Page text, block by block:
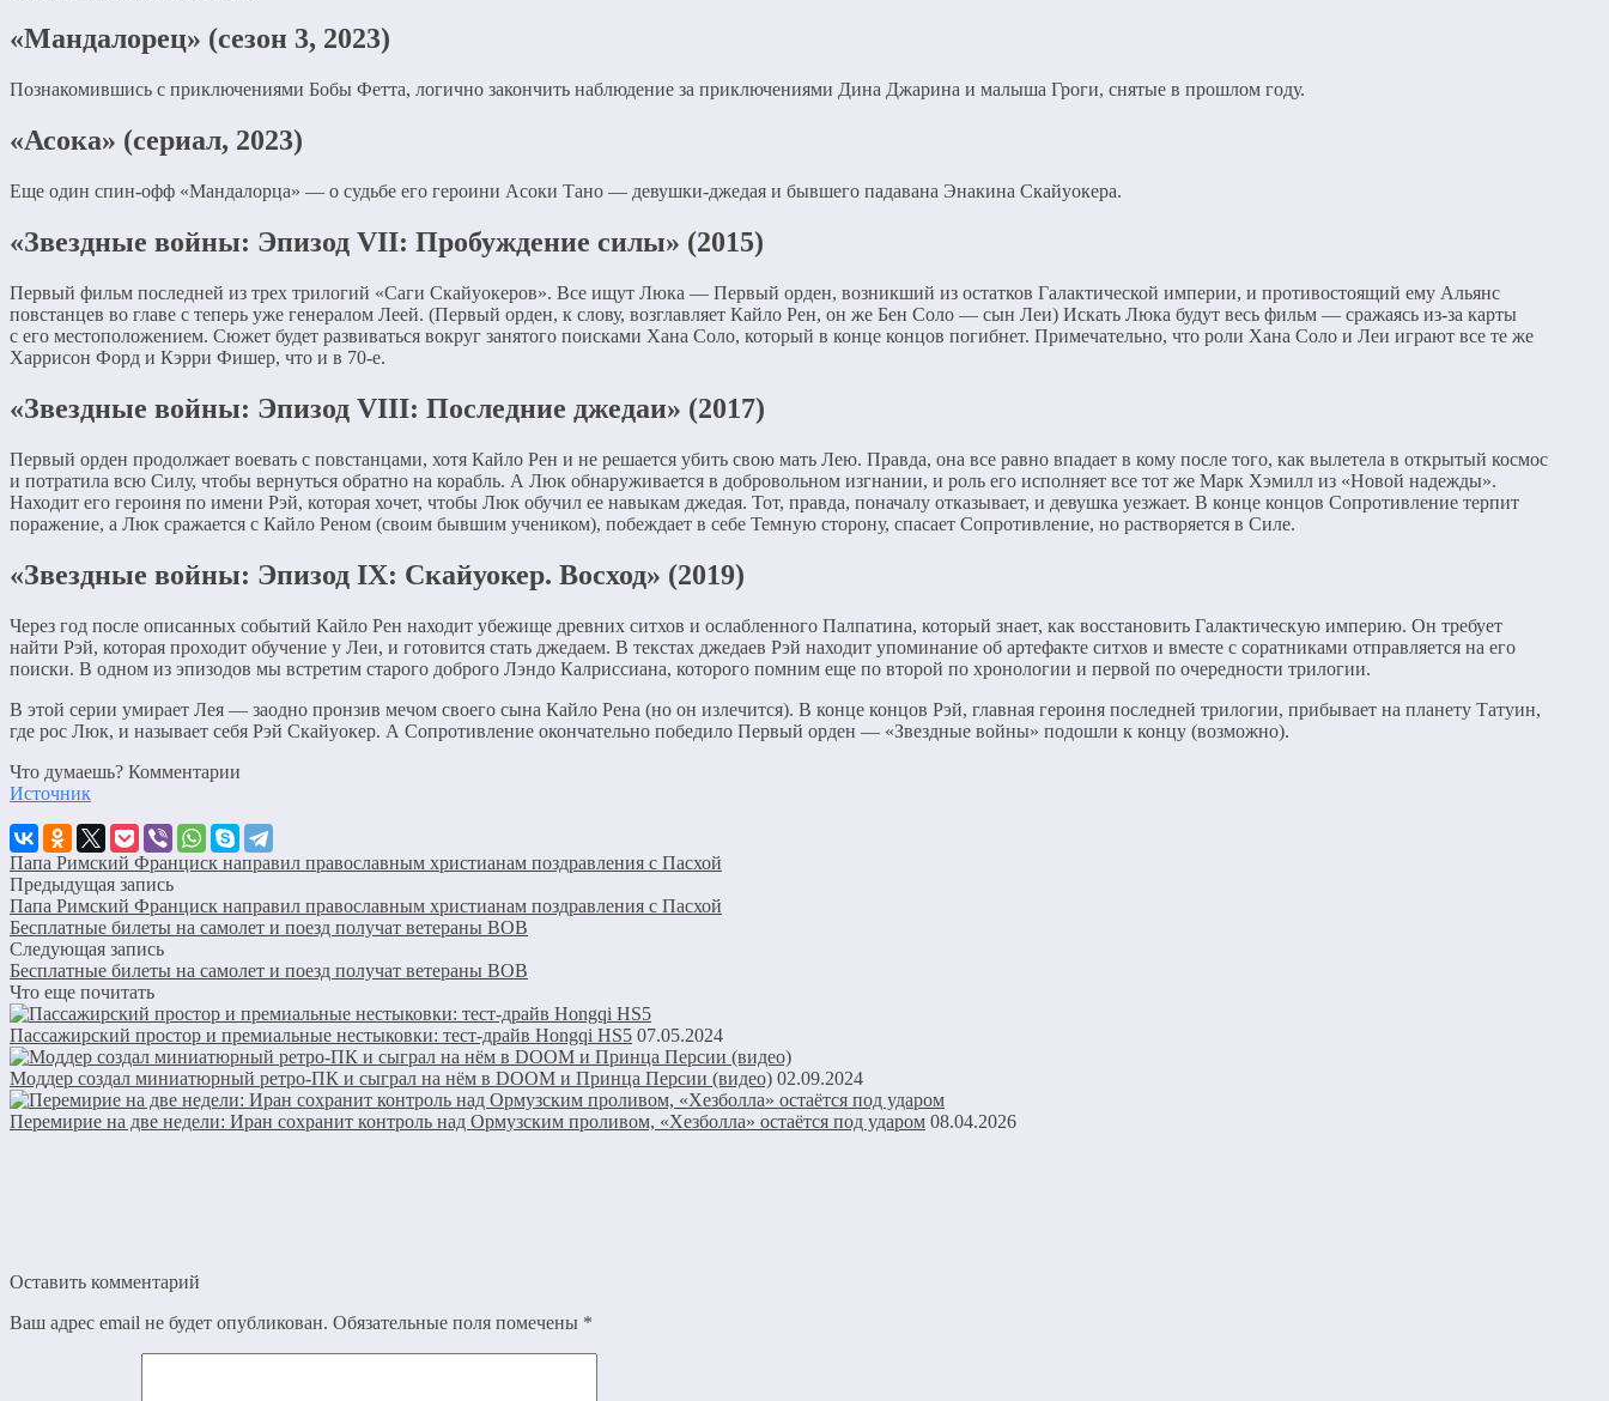
«Мандалорец» (сезон 3, 2023)
Познакомившись с приключениями Бобы Фетта, логично закончить наблюдение за приключениями Дина Джарина и малыша Гроги, снятые в прошлом году.
«Асока» (сериал, 2023)
Еще один спин-офф «Мандалорца» — о судьбе его героини Асоки Тано — девушки-джедая и бывшего падавана Энакина Скайуокера.
«Звездные войны: Эпизод VII: Пробуждение силы» (2015)
Первый фильм последней из трех трилогий «Саги Скайуокеров». Все ищут Люка — Первый орден, возникший из остатков Галактической империи, и противостоящий ему Альянс
повстанцев во главе с теперь уже генералом Леей. (Первый орден, к слову, возглавляет Кайло Рен, он же Бен Соло — сын Леи) Искать Люка будут весь фильм — сражаясь из-за карты
с его местоположением. Сюжет будет развиваться вокруг занятого поисками Хана Соло, который в конце концов погибнет. Примечательно, что роли Хана Соло и Леи играют все те же
Харрисон Форд и Кэрри Фишер, что и в 70-е.
«Звездные войны: Эпизод VIII: Последние джедаи» (2017)
Первый орден продолжает воевать с повстанцами, хотя Кайло Рен и не решается убить свою мать Лею. Правда, она все равно впадает в кому после того, как вылетела в открытый космос
и потратила всю Силу, чтобы вернуться обратно на корабль. А Люк обнаруживается в добровольном изгнании, и роль его исполняет все тот же Марк Хэмилл из «Новой надежды».
Находит его героиня по имени Рэй, которая хочет, чтобы Люк обучил ее навыкам джедая. Тот, правда, поначалу отказывает, и девушка уезжает. В конце концов Сопротивление терпит
поражение, а Люк сражается с Кайло Реном (своим бывшим учеником), побеждает в себе Темную сторону, спасает Сопротивление, но растворяется в Силе.
«Звездные войны: Эпизод IX: Скайуокер. Восход» (2019)
Через год после описанных событий Кайло Рен находит убежище древних ситхов и ослабленного Палпатина, который знает, как восстановить Галактическую империю. Он требует
найти Рэй, которая проходит обучение у Леи, и готовится стать джедаем. В текстах джедаев Рэй находит упоминание об артефакте ситхов и вместе с соратниками отправляется на его
поиски. В одном из эпизодов мы встретим старого доброго Лэндо Калриссиана, которого помним еще по второй по хронологии и первой по очередности трилогии.
В этой серии умирает Лея — заодно пронзив мечом своего сына Кайло Рена (но он излечится). В конце концов Рэй, главная героиня последней трилогии, прибывает на планету Татуин,
где рос Люк, и называет себя Рэй Скайуокер. А Сопротивление окончательно победило Первый орден — «Звездные войны» подошли к концу (возможно).
Что думаешь? Комментарии
Источник
Папа Римский Франциск направил православным христианам поздравления с Пасхой
Предыдущая запись
Папа Римский Франциск направил православным христианам поздравления с Пасхой
Бесплатные билеты на самолет и поезд получат ветераны ВОВ
Следующая запись
Бесплатные билеты на самолет и поезд получат ветераны ВОВ
Что еще почитать
Пассажирский простор и премиальные нестыковки: тест-драйв Hongqi HS5 07.05.2024
Моддер создал миниатюрный ретро-ПК и сыграл на нём в DOOM и Принца Персии (видео) 02.09.2024
Перемирие на две недели: Иран сохранит контроль над Ормузским проливом, «Хезболла» остаётся под ударом 08.04.2026
Оставить комментарий
Ваш адрес email не будет опубликован. Обязательные поля помечены *